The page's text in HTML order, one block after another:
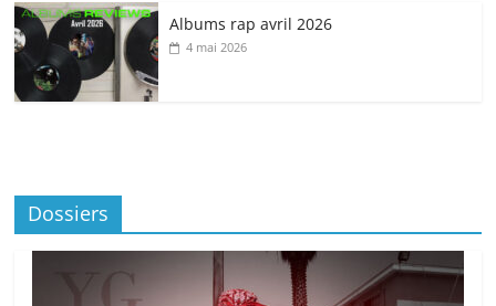
Albums rap avril 2026
4 mai 2026
Dossiers